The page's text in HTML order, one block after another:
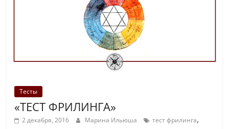
Тесты
«ТЕСТ ФРИЛИНГА»
2 декабря, 2016 Марина Ильюша тест фрилинга,